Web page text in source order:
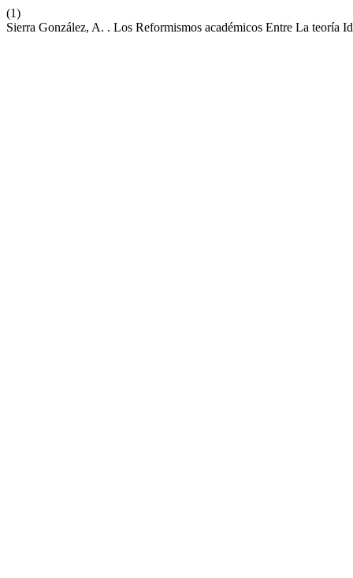
(1)
Sierra González, A. . Los Reformismos académicos Entre La teoría